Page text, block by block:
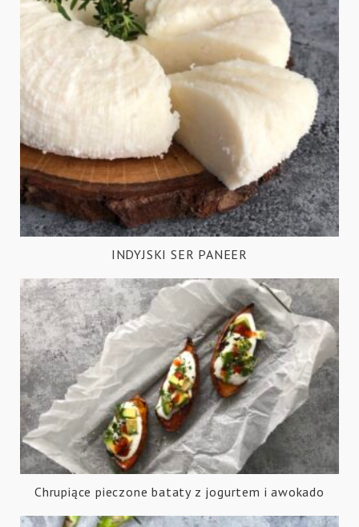
INDYJSKI SER PANEER
Chrupiące pieczone bataty z jogurtem i awokado